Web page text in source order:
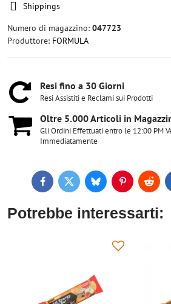
Shippings
Numero di magazzino: 047723
Produttore: FORMULA
Resi fino a 30 Giorni
Resi Assistiti e Reclami sui Prodotti
Oltre 5​.000 Articoli in
Gli Ordini Effettuati entro le 12:00 PM
Immediatamente
FacebookTwitterBlueskyPinterest
Potrebbe interessarti: